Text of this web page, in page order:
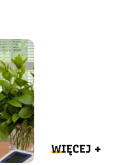
WIĘCEJ +